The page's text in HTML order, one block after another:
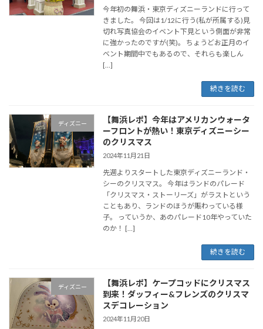
今年初の舞浜・東京ディズニーランドに行って
きました。 今回は1/12に行う(私が所属する)見
切れ写真協会のイベント下見という側面が非常
に強かったのですが(笑)。 ちょうどお正月のイ
ベント期間中でもあるので、それらも楽しん
[…]
続きを読む
ディズニー
【舞浜レポ】今年はアメリカンウォータ
ーフロントが熱い！東京ディズニーシー
のクリスマス
2024年11月21日
先週よりスタートした東京ディズニーランド・
シーのクリスマス。 今年はランドのパレード
「クリスマス・ストーリーズ」がラストという
こともあり、ランドのほうが賑わっている様
子。 っていうか、あのパレード10年やっていた
のか！ […]
続きを読む
ディズニー
【舞浜レポ】ケープコッドにクリスマス
到来！ダッフィー&フレンズのクリスマ
スデコレーション
2024年11月20日